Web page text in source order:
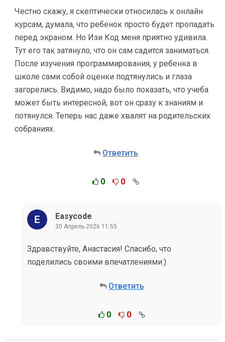
Честно скажу, я скептически относилась к онлайн
курсам, думала, что ребенок просто будет пропадать
перед экраном. Но Изи Код меня приятно удивила.
Тут его так затянуло, что он сам садится заниматься.
После изучения программирования, у ребенка в
школе сами собой оценки подтянулись и глаза
загорелись. Видимо, надо было показать, что учеба
может быть интересной, вот он сразу к знаниям и
потянулся. Теперь нас даже хвалят на родительских
собраниях.
Ответить
0 0
Easycode
30 Апрель 2026 11:55
Здравствуйте, Анастасия! Спасибо, что
поделились своими впечатлениями:)
Ответить
0 0